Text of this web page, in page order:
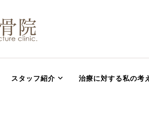
痛 坐骨神
スタッフ紹介 治療に対する私の考